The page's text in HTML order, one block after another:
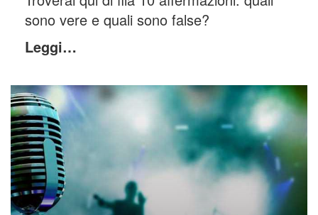
sono vere e quali sono false?
Leggi…